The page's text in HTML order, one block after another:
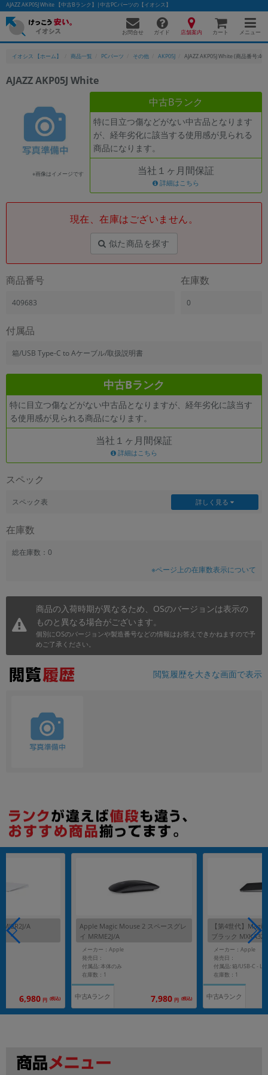
AJAZZ AKP05J White 【中古Bランク】|中古PCパーツの【イオシス】
お問合せ ガイド 店舗案内 カート メニュー
イオシス 【ホーム】 商品一覧 PCパーツ その他 AKP05J AJAZZ AKP05J White (商品番号
AJAZZ AKP05J White
※画像はイメージです
中古Bランク
特に目立つ傷などがない中古品となります
が、経年劣化に該当する使用感が見られる
商品になります。
当社１ヶ月間保証
詳細はこちら
現在、在庫はございません。
似た商品を探す
商品番号
409683
在庫数
0
付属品
箱/USB Type-C to Aケーブル/取扱説明書
中古Bランク
特に目立つ傷などがない中古品となりますが、経年劣化に該当す
る使用感が見られる商品になります。
当社１ヶ月間保証
詳細はこちら
スペック
スペック表 詳しく見る
在庫数
総在庫数：0
※ページ上の在庫数表示について
商品の入荷時期が異なるため、OSのバージョンは表示の
ものと異なる場合がございます。
個別にOSのバージョンや製造番号などの情報はお答えできかねますので予
めご了承ください。
閲覧履歴を大きな画面で表示
A
6,980 円 (税込)
Apple Magic Mouse 2 スペースグレ
イ MRME2J/A
メーカー：Apple
発売日：
付属品: 本体のみ
在庫数：1
中古Aランク 7,980 円 (税込)
【第4世代】
ブラック
メーカー：Apple
発売日：
在庫数：1
中古Aランク